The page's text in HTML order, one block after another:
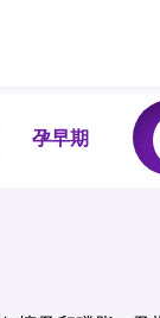
孕早期